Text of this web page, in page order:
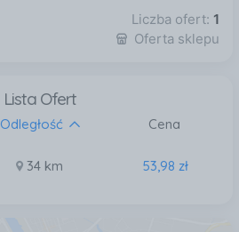
Liczba ofert: 1
Oferta sklepu
Lista Ofert
Odległość Cena
34 km 53,98 zł